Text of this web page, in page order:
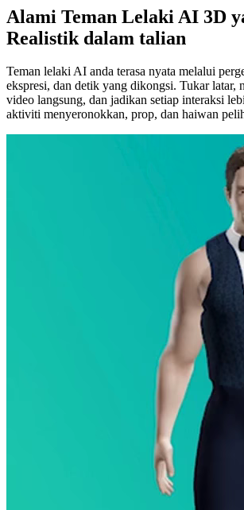
Alami Teman Lelaki AI 3D
Realistik dalam talian
Teman lelaki AI anda terasa nyata melalui
ekspresi, dan detik yang dikongsi. Tukar latar,
video langsung, dan jadikan setiap interaksi
aktiviti menyeronokkan, prop, dan haiwan